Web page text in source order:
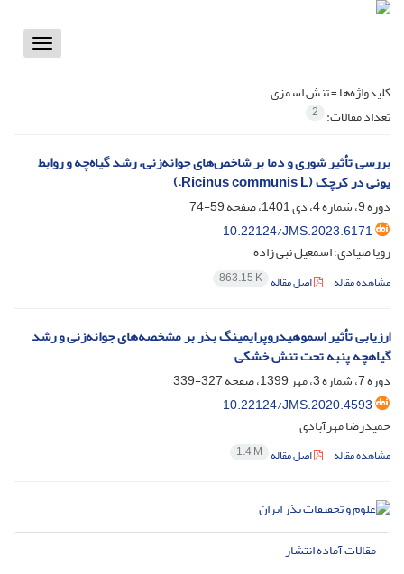
Toggle
کلیدواژه‌ها =تنش اسمزی
تعداد مقالات: 2
بررسی تأثیر شوری و دما بر شاخص‌های جوانه‌زنی، رشد گیاه‌چه و روابط
یونی در کرچک (Ricinus communis L.)
دوره 9، شماره 4، دی 1401، صفحه
59-74
10.22124/JMS.2023.6171
رویا صیادی؛ اسمعیل نبی زاده
مشاهده مقاله اصل مقاله 863.15 K
ارزیابی تأثیر اسموهیدروپرایمینگ بذر بر مشخصه‌های جوانه‌زنی و رشد
گیاهچه پنبه تحت تنش خشکی
دوره 7، شماره 3، مهر 1399، صفحه
327-339
10.22124/JMS.2020.4593
حمیدرضا مهرآبادی
مشاهده مقاله اصل مقاله 1.4 M
مقالات آماده انتشار